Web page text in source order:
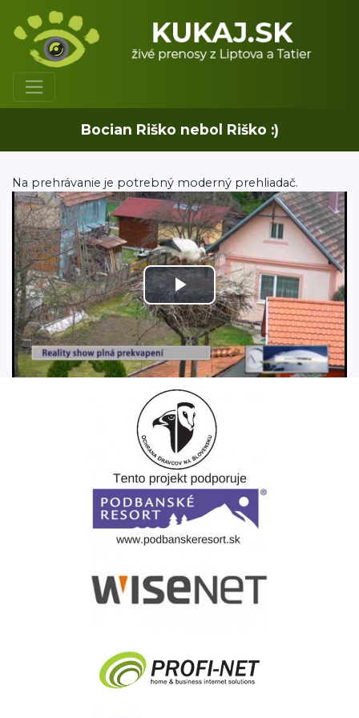
Bocian Riško nebol Riško :)
Na prehrávanie je potrebný moderný prehliadač.
Play
Video